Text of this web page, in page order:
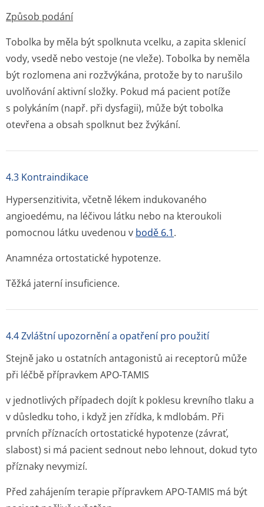
Způsob podání
Tobolka by měla být spolknuta vcelku, a zapita sklenicí
vody, vsedě nebo vestoje (ne vleže). Tobolka by neměla
být rozlomena ani rozžvýkána, protože by to narušilo
uvolňování aktivní složky. Pokud má pacient potíže
s polykáním (např. při dysfagii), může být tobolka
otevřena a obsah spolknut bez žvýkání.
4.3 Kontraindikace
Hypersenzitivita, včetně lékem indukovaného
angioedému, na léčivou látku nebo na kteroukoli
pomocnou látku uvedenou v bodě 6.1.
Anamnéza ortostatické hypotenze.
Těžká jaterní insuficience.
4.4 Zvláštní upozornění a opatření pro použití
Stejně jako u ostatních antagonistů ai receptorů může
při léčbě přípravkem APO-TAMIS
v jednotlivých případech dojít k poklesu krevního tlaku a
v důsledku toho, i když jen zřídka, k mdlobám. Při
prvních příznacích ortostatické hypotenze (závrať,
slabost) si má pacient sednout nebo lehnout, dokud tyto
příznaky nevymizí.
Před zahájením terapie přípravkem APO-TAMIS má být